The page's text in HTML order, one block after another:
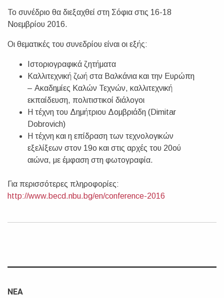
Το συνέδριο θα διεξαχθεί στη Σόφια στις 16-18
Νοεμβρίου 2016.
Οι θεματικές του συνεδρίου είναι οι εξής:
Ιστοριογραφικά ζητήματα
Καλλιτεχνική ζωή στα Βαλκάνια και την Ευρώπη
– Ακαδημίες Καλών Τεχνών, καλλιτεχνική
εκπαίδευση, πολιτιστικοί διάλογοι
Η τέχνη του Δημήτριου Δομβριάδη (Dimitar
Dobrovich)
Η τέχνη και η επίδραση των τεχνολογικών
εξελίξεων στον 19ο και στις αρχές του 20ού
αιώνα, με έμφαση στη φωτογραφία.
Για περισσότερες πληροφορίες:
http://www.becd.nbu.bg/en/conference-2016
ΝΕΑ